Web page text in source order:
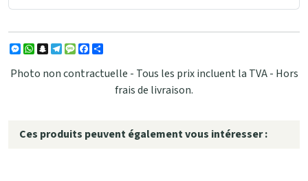
Messenger
WhatsApp
Snapchat
Telegram
MessageFacebook
Photo non contractuelle - Tous les prix incluent la TVA - Hors
frais de livraison.
Ces produits peuvent également vous intéresser :